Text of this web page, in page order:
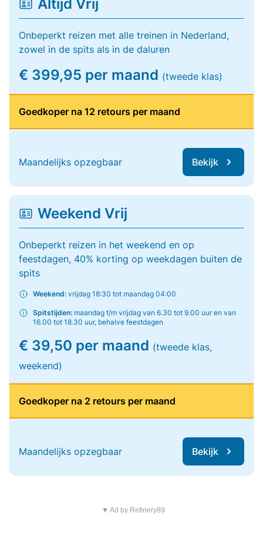
Altijd Vrij
Onbeperkt reizen met alle treinen in Nederland,
zowel in de spits als in de daluren
€ 399,95 per maand (tweede klas)
Goedkoper na 12 retours per maand
Maandelijks opzegbaar Bekijk
Weekend Vrij
Onbeperkt reizen in het weekend en op
feestdagen, 40% korting op weekdagen buiten de
spits
Weekend: vrijdag 18:30 tot maandag 04:00
Spitstijden: maandag t/m vrijdag van 6.30 tot 9.00 uur en van
16.00 tot 18.30 uur, behalve feestdagen
€ 39,50 per maand (tweede klas,
weekend)
Goedkoper na 2 retours per maand
Maandelijks opzegbaar Bekijk
▼ Ad by Refinery89